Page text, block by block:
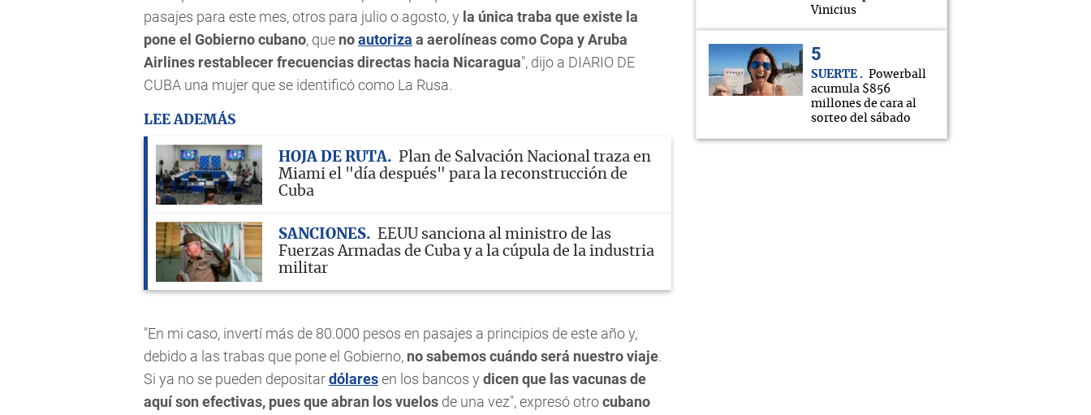
pasajes para este mes, otros para julio o agosto, y la única traba que existe la
pone el Gobierno cubano, que noautoriza a aerolíneas como Copa y Aruba
Airlines restablecer frecuencias directas hacia Nicaragua", dijo a DIARIO DE
CUBA una mujer que se identificó como La Rusa.
LEE ADEMÁS
HOJA DE RUTA
Plan de Salvación Nacional traza en
Miami el "día después" para la reconstrucción de
Cuba
SANCIONES
EEUU sanciona al ministro de las
Fuerzas Armadas de Cuba y a la cúpula de la industria
militar
"En mi caso, invertí más de 80.000 pesos en pasajes a principios de este año y,
debido a las trabas que pone el Gobierno, no sabemos cuándo será nuestro viaje.
Si ya no se pueden depositardólaresen los bancos y dicen que las vacunas de
aquí son efectivas, pues que abran los vuelos de una vez", expresó otrocubano
Vinicius
SUERTE
Powerball
acumula $856
millones de cara al
sorteo del sábado